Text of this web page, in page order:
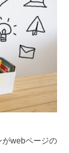
がwebページの